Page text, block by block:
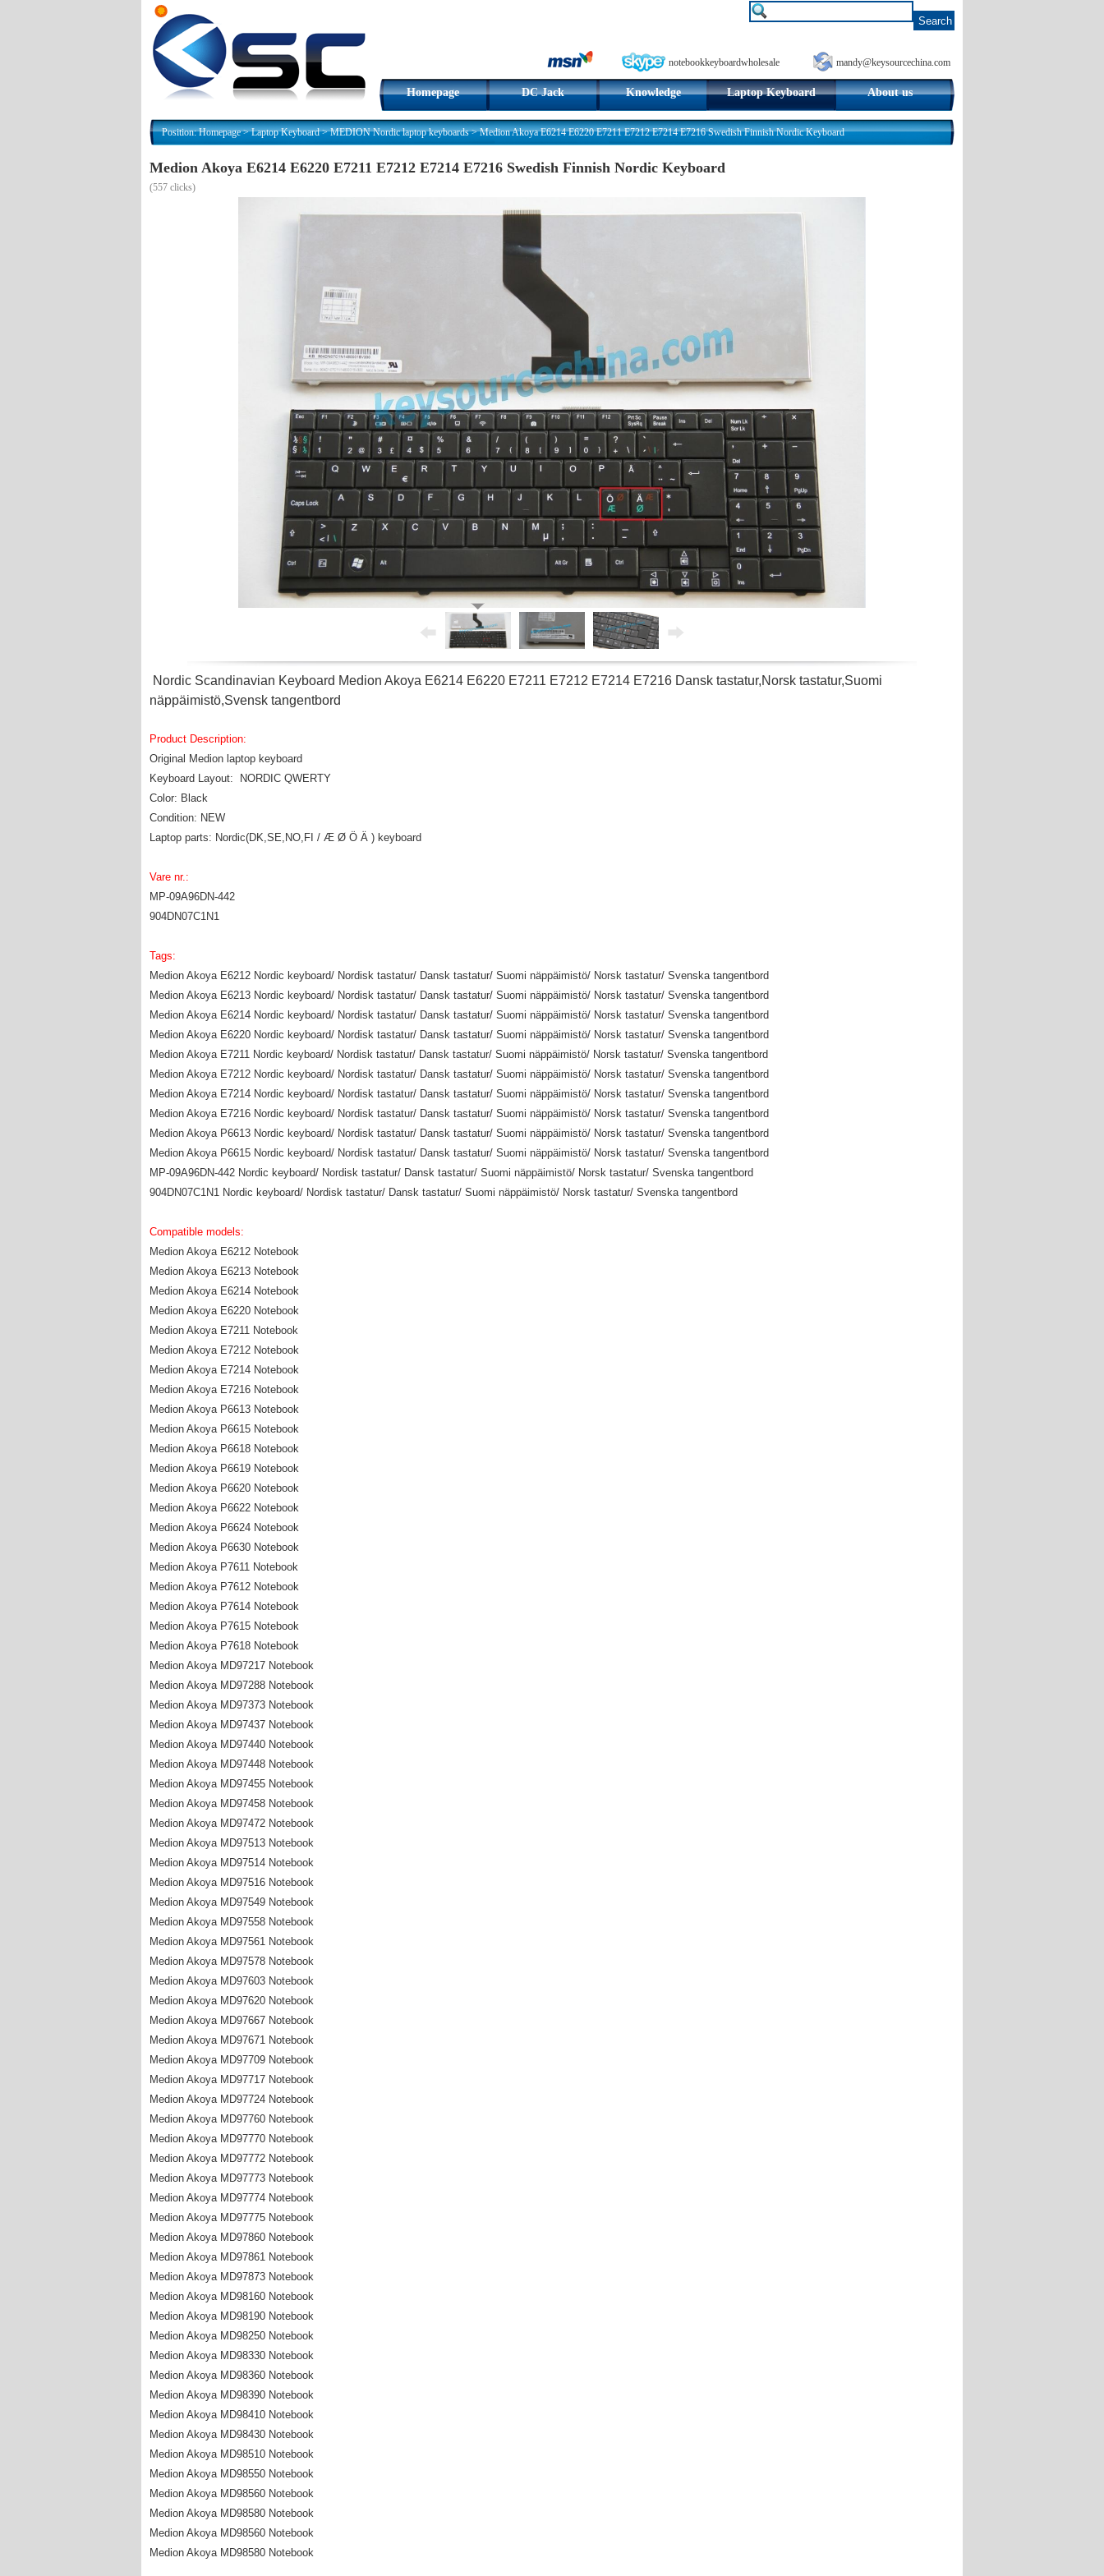
notebookkeyboardwholesale mandy@keysourcechina.com
Homepage DC Jack Knowledge Laptop Keyboard About us
Position:Homepage>Laptop Keyboard>MEDION Nordic laptop keyboards>Medion Akoya E6214 E6220 E7211 E7212 E7214 E7216 Swedish Finnish Nordic Keyboard
Medion Akoya E6214 E6220 E7211 E7212 E7214 E7216 Swedish Finnish Nordic Keyboard
(557 clicks)
Nordic Scandinavian Keyboard Medion Akoya E6214 E6220 E7211 E7212 E7214 E7216 Dansk tastatur,Norsk tastatur,Suomi
näppäimistö,Svensk tangentbord
Product Description:
Original Medion laptop keyboard
Keyboard Layout: NORDIC QWERTY
Color: Black
Condition: NEW
Laptop parts: Nordic(DK,SE,NO,FI / Æ Ø Ö Ä ) keyboard
Vare nr.:
MP-09A96DN-442
904DN07C1N1
Tags:
Medion Akoya E6212 Nordic keyboard/ Nordisk tastatur/ Dansk tastatur/ Suomi näppäimistö/ Norsk tastatur/ Svenska tangentbord
Medion Akoya E6213 Nordic keyboard/ Nordisk tastatur/ Dansk tastatur/ Suomi näppäimistö/ Norsk tastatur/ Svenska tangentbord
Medion Akoya E6214 Nordic keyboard/ Nordisk tastatur/ Dansk tastatur/ Suomi näppäimistö/ Norsk tastatur/ Svenska tangentbord
Medion Akoya E6220 Nordic keyboard/ Nordisk tastatur/ Dansk tastatur/ Suomi näppäimistö/ Norsk tastatur/ Svenska tangentbord
Medion Akoya E7211 Nordic keyboard/ Nordisk tastatur/ Dansk tastatur/ Suomi näppäimistö/ Norsk tastatur/ Svenska tangentbord
Medion Akoya E7212 Nordic keyboard/ Nordisk tastatur/ Dansk tastatur/ Suomi näppäimistö/ Norsk tastatur/ Svenska tangentbord
Medion Akoya E7214 Nordic keyboard/ Nordisk tastatur/ Dansk tastatur/ Suomi näppäimistö/ Norsk tastatur/ Svenska tangentbord
Medion Akoya E7216 Nordic keyboard/ Nordisk tastatur/ Dansk tastatur/ Suomi näppäimistö/ Norsk tastatur/ Svenska tangentbord
Medion Akoya P6613 Nordic keyboard/ Nordisk tastatur/ Dansk tastatur/ Suomi näppäimistö/ Norsk tastatur/ Svenska tangentbord
Medion Akoya P6615 Nordic keyboard/ Nordisk tastatur/ Dansk tastatur/ Suomi näppäimistö/ Norsk tastatur/ Svenska tangentbord
MP-09A96DN-442 Nordic keyboard/ Nordisk tastatur/ Dansk tastatur/ Suomi näppäimistö/ Norsk tastatur/ Svenska tangentbord
904DN07C1N1 Nordic keyboard/ Nordisk tastatur/ Dansk tastatur/ Suomi näppäimistö/ Norsk tastatur/ Svenska tangentbord
Compatible models:
Medion Akoya E6212 Notebook
Medion Akoya E6213 Notebook
Medion Akoya E6214 Notebook
Medion Akoya E6220 Notebook
Medion Akoya E7211 Notebook
Medion Akoya E7212 Notebook
Medion Akoya E7214 Notebook
Medion Akoya E7216 Notebook
Medion Akoya P6613 Notebook
Medion Akoya P6615 Notebook
Medion Akoya P6618 Notebook
Medion Akoya P6619 Notebook
Medion Akoya P6620 Notebook
Medion Akoya P6622 Notebook
Medion Akoya P6624 Notebook
Medion Akoya P6630 Notebook
Medion Akoya P7611 Notebook
Medion Akoya P7612 Notebook
Medion Akoya P7614 Notebook
Medion Akoya P7615 Notebook
Medion Akoya P7618 Notebook
Medion Akoya MD97217 Notebook
Medion Akoya MD97288 Notebook
Medion Akoya MD97373 Notebook
Medion Akoya MD97437 Notebook
Medion Akoya MD97440 Notebook
Medion Akoya MD97448 Notebook
Medion Akoya MD97455 Notebook
Medion Akoya MD97458 Notebook
Medion Akoya MD97472 Notebook
Medion Akoya MD97513 Notebook
Medion Akoya MD97514 Notebook
Medion Akoya MD97516 Notebook
Medion Akoya MD97549 Notebook
Medion Akoya MD97558 Notebook
Medion Akoya MD97561 Notebook
Medion Akoya MD97578 Notebook
Medion Akoya MD97603 Notebook
Medion Akoya MD97620 Notebook
Medion Akoya MD97667 Notebook
Medion Akoya MD97671 Notebook
Medion Akoya MD97709 Notebook
Medion Akoya MD97717 Notebook
Medion Akoya MD97724 Notebook
Medion Akoya MD97760 Notebook
Medion Akoya MD97770 Notebook
Medion Akoya MD97772 Notebook
Medion Akoya MD97773 Notebook
Medion Akoya MD97774 Notebook
Medion Akoya MD97775 Notebook
Medion Akoya MD97860 Notebook
Medion Akoya MD97861 Notebook
Medion Akoya MD97873 Notebook
Medion Akoya MD98160 Notebook
Medion Akoya MD98190 Notebook
Medion Akoya MD98250 Notebook
Medion Akoya MD98330 Notebook
Medion Akoya MD98360 Notebook
Medion Akoya MD98390 Notebook
Medion Akoya MD98410 Notebook
Medion Akoya MD98430 Notebook
Medion Akoya MD98510 Notebook
Medion Akoya MD98550 Notebook
Medion Akoya MD98560 Notebook
Medion Akoya MD98580 Notebook
Medion Akoya MD98560 Notebook
Medion Akoya MD98580 Notebook